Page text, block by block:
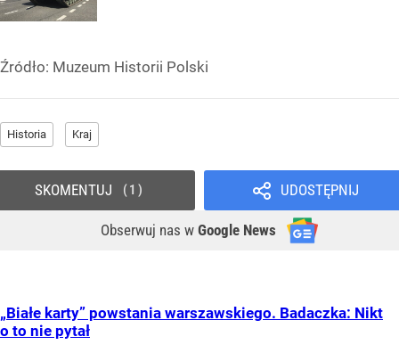
Źródło: Muzeum Historii Polski
Historia Kraj
UDOSTĘPNIJ
Obserwuj nas w Google News
SKOMENTUJ 1
„Białe karty” powstania warszawskiego. Badaczka: Nikt
o to nie pytał